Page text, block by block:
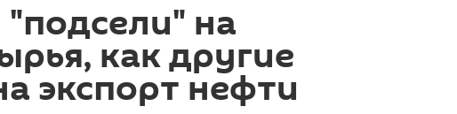
на
как другие
экспорт нефти